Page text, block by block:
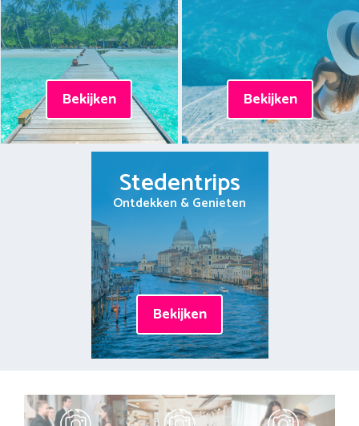
Bekijken Bekijken
Stedentrips
Ontdekken & Genieten
Bekijken